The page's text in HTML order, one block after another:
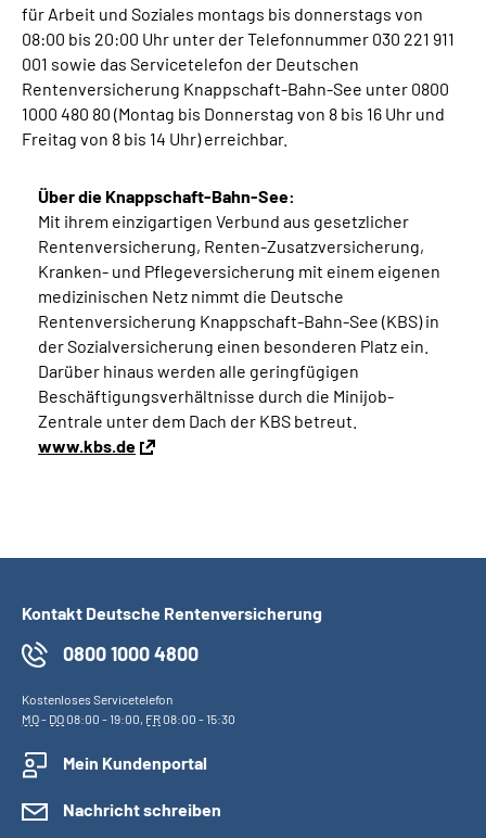
für Arbeit und Soziales montags bis donnerstags von
08:00 bis 20:00 Uhr unter der Telefonnummer 030 221 911
001 sowie das Servicetelefon der Deutschen
Rentenversicherung Knappschaft-Bahn-See unter 0800
1000 480 80 (Montag bis Donnerstag von 8 bis 16 Uhr und
Freitag von 8 bis 14 Uhr) erreichbar.
Über die Knappschaft-Bahn-See:
Mit ihrem einzigartigen Verbund aus gesetzlicher
Rentenversicherung, Renten-Zusatzversicherung,
Kranken- und Pflegeversicherung mit einem eigenen
medizinischen Netz nimmt die Deutsche
Rentenversicherung Knappschaft-Bahn-See (KBS) in
der Sozialversicherung einen besonderen Platz ein.
Darüber hinaus werden alle geringfügigen
Beschäftigungsverhältnisse durch die Minijob-
Zentrale unter dem Dach der KBS betreut.
www.kbs.de
Kontakt Deutsche Rentenversicherung
0800 1000 4800
Kostenloses Servicetelefon
MO- DO08:00 - 19:00, FR08:00 - 15:30
Mein Kundenportal
Nachricht schreiben